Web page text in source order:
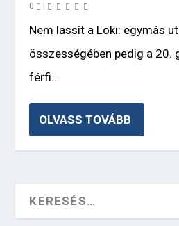
0
Nem lassít a Loki: egymás
összességében pedig a 20.
férfi...
OLVASS TOVÁBB